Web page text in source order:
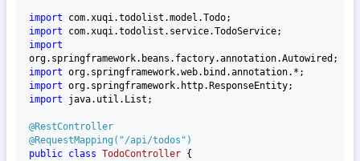
import
import
import
import
import
import java.util.List;
@RestController
@RequestMapping("/api/todos")
public class TodoController {